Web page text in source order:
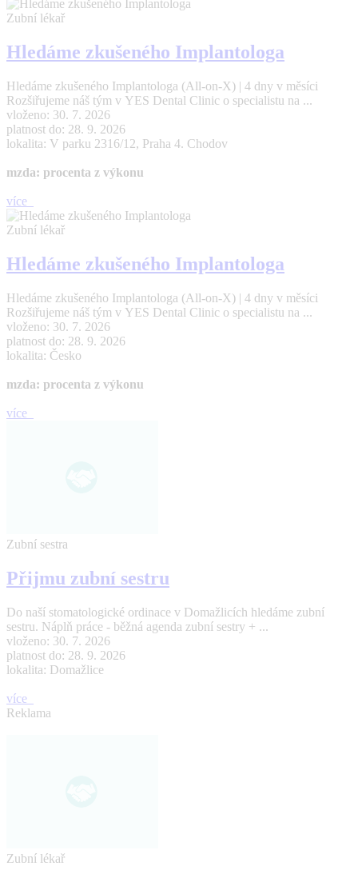
Zubní lékař
Hledáme zkušeného Implantologa
Hledáme zkušeného Implantologa (All-on-X) | 4 dny v měsíci
Rozšiřujeme náš tým v YES Dental Clinic o specialistu na ...
vloženo: 30. 7. 2026
platnost do: 28. 9. 2026
lokalita: V parku 2316/12, Praha 4. Chodov
mzda: procenta z výkonu
více
Zubní lékař
Hledáme zkušeného Implantologa
Hledáme zkušeného Implantologa (All-on-X) | 4 dny v měsíci
Rozšiřujeme náš tým v YES Dental Clinic o specialistu na ...
vloženo: 30. 7. 2026
platnost do: 28. 9. 2026
lokalita: Česko
mzda: procenta z výkonu
více
Zubní sestra
Přijmu zubní sestru
Do naší stomatologické ordinace v Domažlicích hledáme zubní
sestru. Náplň práce - běžná agenda zubní sestry + ...
vloženo: 30. 7. 2026
platnost do: 28. 9. 2026
lokalita: Domažlice
více
Reklama
Zubní lékař